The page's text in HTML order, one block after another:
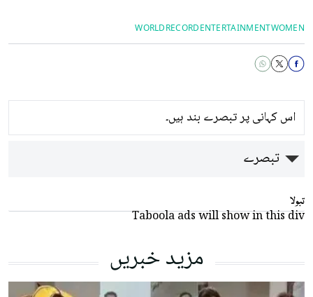
WOMEN
ENTERTAINMENT
WORLDRECORD
اس کہانی پر تبصرے بند ہیں۔
تبصرے
تبولا
Taboola ads will show in this div
مزید خبریں